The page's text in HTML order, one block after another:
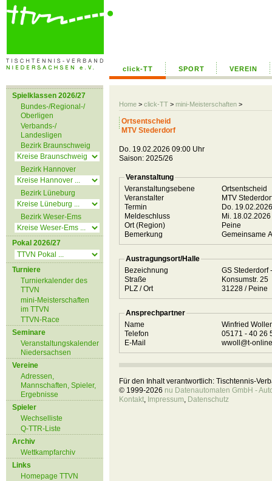
click-TT SPORT VEREIN
Home > click-TT > mini-Meisterschaften >
Spielklassen 2026/27
Bundes-/Regional-/
Oberligen
Verbands-/
Landesligen
Bezirk Braunschweig
Bezirk Hannover
Bezirk Lüneburg
Bezirk Weser-Ems
Pokal 2026/27
Turniere
Turnierkalender des
TTVN
mini-Meisterschaften
im TTVN
TTVN-Race
Seminare
Veranstaltungskalender
Niedersachsen
Vereine
Adressen,
Mannschaften, Spieler,
Ergebnisse
Spieler
Wechselliste
Q-TTR-Liste
Archiv
Wettkampfarchiv
Links
Homepage TTVN
Ortsentscheid
MTV Stederdorf
Do. 19.02.2026 09:00 Uhr
Saison: 2025/26
Veranstaltung
Veranstaltungsebene
Ortsentscheid
Veranstalter
MTV
Termin
Do.
Meldeschluss
Mi.
Ort (Region)
Peine
Bemerkung
Gemeinsame
Austragungsort/Halle
Bezeichnung
GS
Straße
Konsumstr. 25
PLZ / Ort
31228 / Peine
Ansprechpartner
Name
Winfried
Telefon
05171 - 40 26
E-Mail
wwoll@t-
Für den Inhalt verantwortlich: Tischtennis-
© 1999-2026 nu Datenautomaten GmbH -
Kontakt, Impressum, Datenschutz